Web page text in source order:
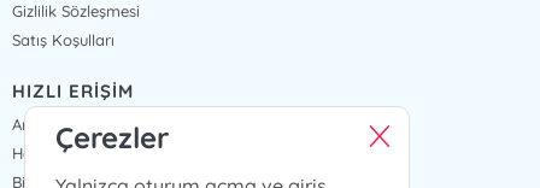
Gizlilik Sözleşmesi
Satış Koşulları
HIZLI ERİŞİM
Anasayfa
Hakkımızda
Bize Ulaşın
Çerezler